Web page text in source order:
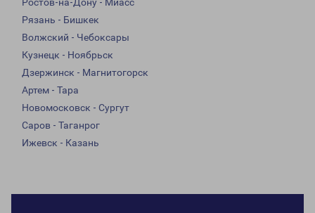
Ростов-на-Дону - Миасс
Рязань - Бишкек
Волжский - Чебоксары
Кузнецк - Ноябрьск
Дзержинск - Магнитогорск
Артем - Тара
Новомосковск - Сургут
Саров - Таганрог
Ижевск - Казань